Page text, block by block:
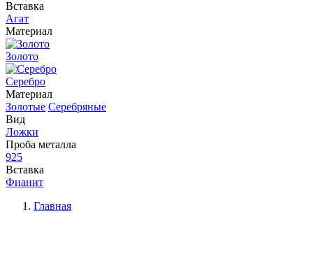
Вставка
Агат
Материал
Золото
Серебро
Материал
Золотые Серебряные
Вид
Ложки
Проба металла
925
Вставка
Фианит
Главная